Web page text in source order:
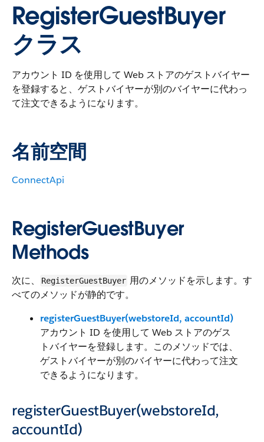
RegisterGuestBuyer
クラス
アカウント ID を使用して Web ストアのゲストバイヤー
を登録すると、ゲストバイヤーが別のバイヤーに代わっ
て注文できるようになります。
名前空間
ConnectApi
RegisterGuestBuyer
Methods
次に、 RegisterGuestBuyer 用のメソッドを示します。す
べてのメソッドが静的です。
registerGuestBuyer(webstoreId, accountId)
アカウント ID を使用して Web ストアのゲス
トバイヤーを登録します。このメソッドでは、
ゲストバイヤーが別のバイヤーに代わって注文
できるようになります。
registerGuestBuyer(webstoreId,
accountId)